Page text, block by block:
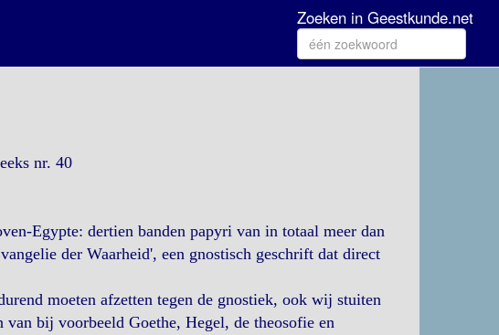
Zoeken in Geestkunde.net
nr. 40
Egypte: dertien banden papyri van in totaal meer dan
der Waarheid', een gnostisch geschrift dat direct
moeten afzetten tegen de gnostiek, ook wij stuiten
van bij voorbeeld Goethe, Hegel, de theosofie en